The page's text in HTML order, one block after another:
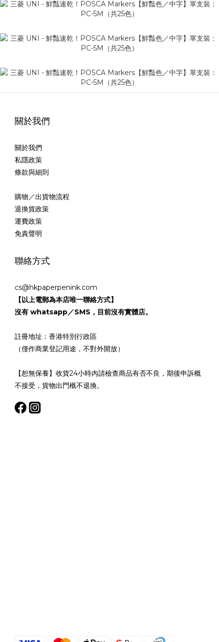
關於我們
關於我們
私隱政策
條款與細則
購物／出貨物流程
退換貨政策
運費政策
免責聲明
聯絡方式
cs@hkpaperpenink.com
【以上電郵為本店唯一聯絡方式】
沒有 whatsapp／SMS，目前沒有實體店。
註冊地址：香港特別行政區
（僅作商業登記用途，不對外開放）
【恕無保養】收貨24小時內請檢查商品有否不良，期後申訴概
不接受，貨物出門概不退換。